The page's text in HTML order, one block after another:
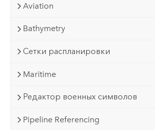
Aviation
Bathymetry
Сетки распланировки
Maritime
Редактор военных символов
Pipeline Referencing